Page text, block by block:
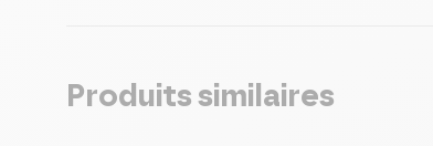
Produits similaires